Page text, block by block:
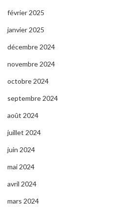
février 2025
janvier 2025
décembre 2024
novembre 2024
octobre 2024
septembre 2024
août 2024
juillet 2024
juin 2024
mai 2024
avril 2024
mars 2024